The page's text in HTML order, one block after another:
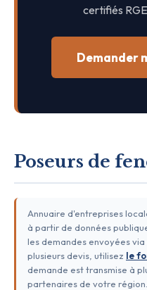
certifiés
Demander
Poseurs de
Annuaire d'entreprises
à partir de données
les demandes envoyées
plusieurs devis, utilisez le
demande est transmise à
partenaires de votre région.